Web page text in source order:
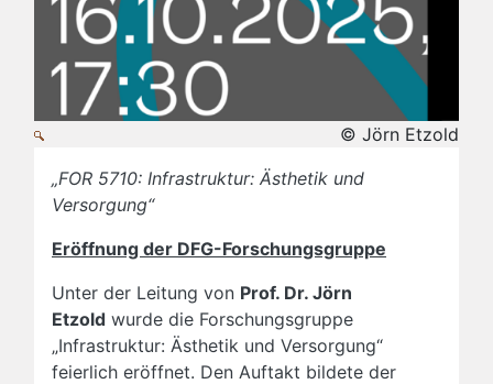
© Jörn Etzold
„FOR 5710: Infrastruktur: Ästhetik und
Versorgung“
Eröffnung der DFG-Forschungsgruppe
Unter der Leitung von Prof. Dr. Jörn
Etzold wurde die Forschungsgruppe
„Infrastruktur: Ästhetik und Versorgung“
feierlich eröffnet. Den Auftakt bildete der